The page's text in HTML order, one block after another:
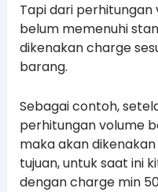
Tapi dari perhitungan
belum memenuhi
dikenakan charge
barang.
Sebagai contoh,
perhitungan volume
maka akan
tujuan, untuk saat ini
dengan charge min